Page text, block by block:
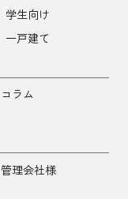
学生向け
一戸建て
コラム
管理会社様